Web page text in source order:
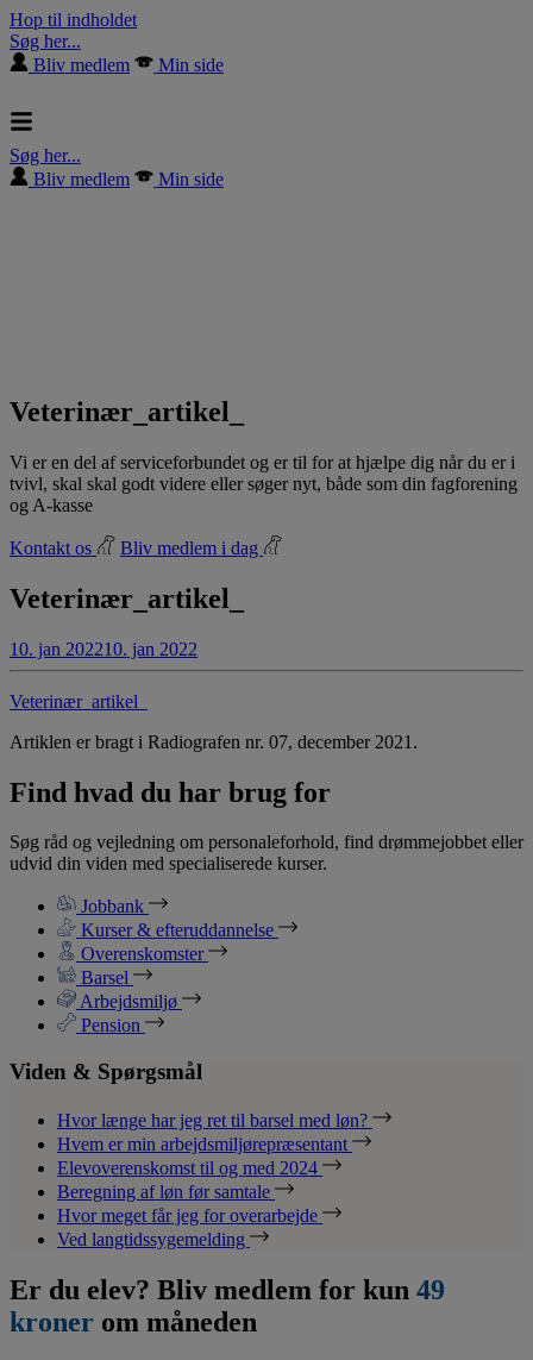
Hop til indholdet
Søg her...
Bliv medlem
Min side
Søg her...
Bliv medlem
Min side
Veterinær_artikel_
Vi er en del af serviceforbundet og er til for at hjælpe dig når du er i
tvivl, skal skal godt videre eller søger nyt, både som din fagforening
og A-kasse
Kontakt os Bliv medlem i dag
Veterinær_artikel_
10. jan 202210. jan 2022
Veterinær_artikel_
Artiklen er bragt i Radiografen nr. 07, december 2021.
Find hvad du har brug for
Søg råd og vejledning om personaleforhold, find drømmejobbet eller
udvid din viden med specialiserede kurser.
Jobbank
Kurser & efteruddannelse
Overenskomster
Barsel
Arbejdsmiljø
Pension
Viden & Spørgsmål
Hvor længe har jeg ret til barsel med løn?
Hvem er min arbejdsmiljørepræsentant
Elevoverenskomst til og med 2024
Beregning af løn før samtale
Hvor meget får jeg for overarbejde
Ved langtidssygemelding
Er du elev? Bliv medlem for kun 49
kroner om måneden